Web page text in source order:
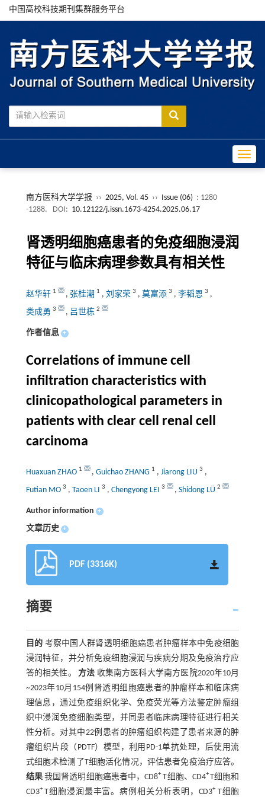
中国高校科技期刊集群服务平台
南方医科大学学报 ›› 2025, Vol. 45 ›› Issue (06) : 1280
-1288.
DOI: 10.12122/j.issn.1673-4254.2025.06.17
肾透明细胞癌患者的免疫细胞浸润
特征与临床病理参数具有相关性
赵华轩 1 , 张桂潮 1 , 刘家荣 3 , 莫富添 3 , 李韬恩 3 ,
类成勇 3 , 吕世栋 2
作者信息 +
Correlations of immune cell
infiltration characteristics with
clinicopathological parameters in
patients with clear cell renal cell
carcinoma
Huaxuan ZHAO 1 , Guichao ZHANG 1 , Jiarong LIU 3 ,
Futian MO 3 , Taoen LI 3 , Chengyong LEI 3 , Shidong LÜ 2
Author information +
文章历史 +
PDF (3316K)
摘要
目的 考察中国人群肾透明细胞癌患者肿瘤样本中免疫细胞
浸润特征，并分析免疫细胞浸润与疾病分期及免疫治疗应
答的相关性。 方法 收集南方医科大学南方医院2020年10月
~2023年10月154例肾透明细胞癌患者的肿瘤样本和临床病
理信息，通过免疫组织化学、免疫荧光等方法鉴定肿瘤组
织中浸润免疫细胞类型，并同患者临床病理特征进行相关
性分析。对其中22例患者的肿瘤组织构建了患者来源的肿
瘤组织片段（PDTF）模型，利用PD-1单抗处理，后使用流
式细胞术检测了T细胞活化情况，评估患者免疫治疗应答。
结果我国肾透明细胞癌患者中，CD8+T细胞、CD4+T细胞和
CD3+T细胞浸润最丰富。病例相关分析表明，CD3+T细胞